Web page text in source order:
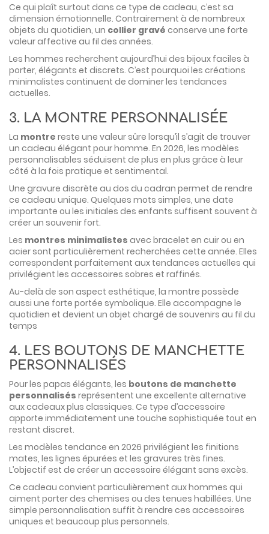
Ce qui plaît surtout dans ce type de cadeau, c’est sa
dimension émotionnelle. Contrairement à de nombreux
objets du quotidien, un collier gravé conserve une forte
valeur affective au fil des années.
Les hommes recherchent aujourd’hui des bijoux faciles à
porter, élégants et discrets. C’est pourquoi les créations
minimalistes continuent de dominer les tendances
actuelles.
3. LA MONTRE PERSONNALISÉE
La montre reste une valeur sûre lorsqu’il s’agit de trouver
un cadeau élégant pour homme. En 2026, les modèles
personnalisables séduisent de plus en plus grâce à leur
côté à la fois pratique et sentimental.
Une gravure discrète au dos du cadran permet de rendre
ce cadeau unique. Quelques mots simples, une date
importante ou les initiales des enfants suffisent souvent à
créer un souvenir fort.
Les montres minimalistes avec bracelet en cuir ou en
acier sont particulièrement recherchées cette année. Elles
correspondent parfaitement aux tendances actuelles qui
privilégient les accessoires sobres et raffinés.
Au-delà de son aspect esthétique, la montre possède
aussi une forte portée symbolique. Elle accompagne le
quotidien et devient un objet chargé de souvenirs au fil du
temps
4. LES BOUTONS DE MANCHETTE
PERSONNALISÉS
Pour les papas élégants, les boutons de manchette
personnalisés représentent une excellente alternative
aux cadeaux plus classiques. Ce type d’accessoire
apporte immédiatement une touche sophistiquée tout en
restant discret.
Les modèles tendance en 2026 privilégient les finitions
mates, les lignes épurées et les gravures très fines.
L’objectif est de créer un accessoire élégant sans excès.
Ce cadeau convient particulièrement aux hommes qui
aiment porter des chemises ou des tenues habillées. Une
simple personnalisation suffit à rendre ces accessoires
uniques et beaucoup plus personnels.